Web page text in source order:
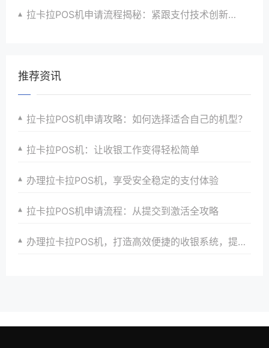
拉卡拉POS机申请流程揭秘：紧跟支付技术创新步伐，抢占市场先机
推荐资讯
拉卡拉POS机申请攻略：如何选择适合自己的机型？
拉卡拉POS机：让收银工作变得轻松简单
办理拉卡拉POS机，享受安全稳定的支付体验
拉卡拉POS机申请流程：从提交到激活全攻略
办理拉卡拉POS机，打造高效便捷的收银系统，提升商家收银效率与顾客满意度